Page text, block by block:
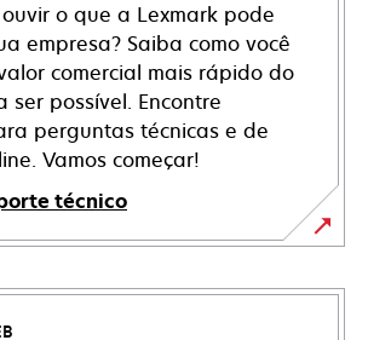
o que a Lexmark pode
empresa? Saiba como você
comercial mais rápido do
ser possível. Encontre
perguntas técnicas e de
Vamos começar!
técnico